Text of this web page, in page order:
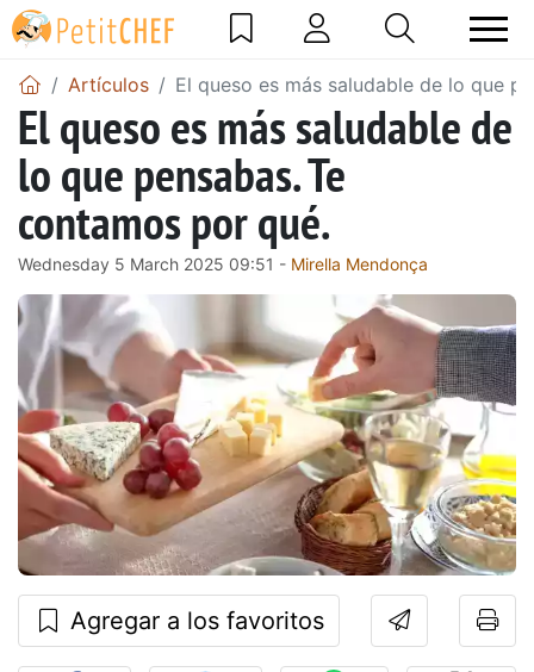
Artículos El queso es más saludable de lo que
El queso es más saludable de
lo que pensabas. Te
contamos por qué.
Wednesday 5 March 2025 09:51 - Mirella Mendonça
Agregar a los favoritos